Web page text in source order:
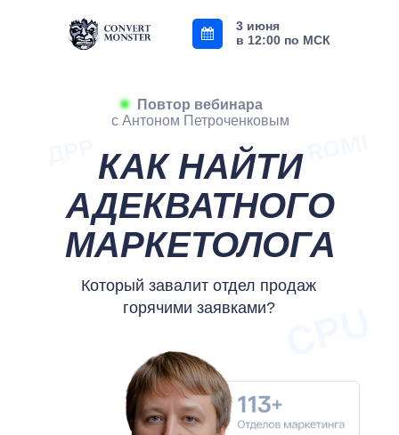
Повтор вебинара
с Антоном Петроченковым
КАК НАЙТИ
АДЕКВАТНОГО
МАРКЕТОЛОГА
Который завалит отдел продаж
горячими заявками?
3 июня
в 12:00 по МСК